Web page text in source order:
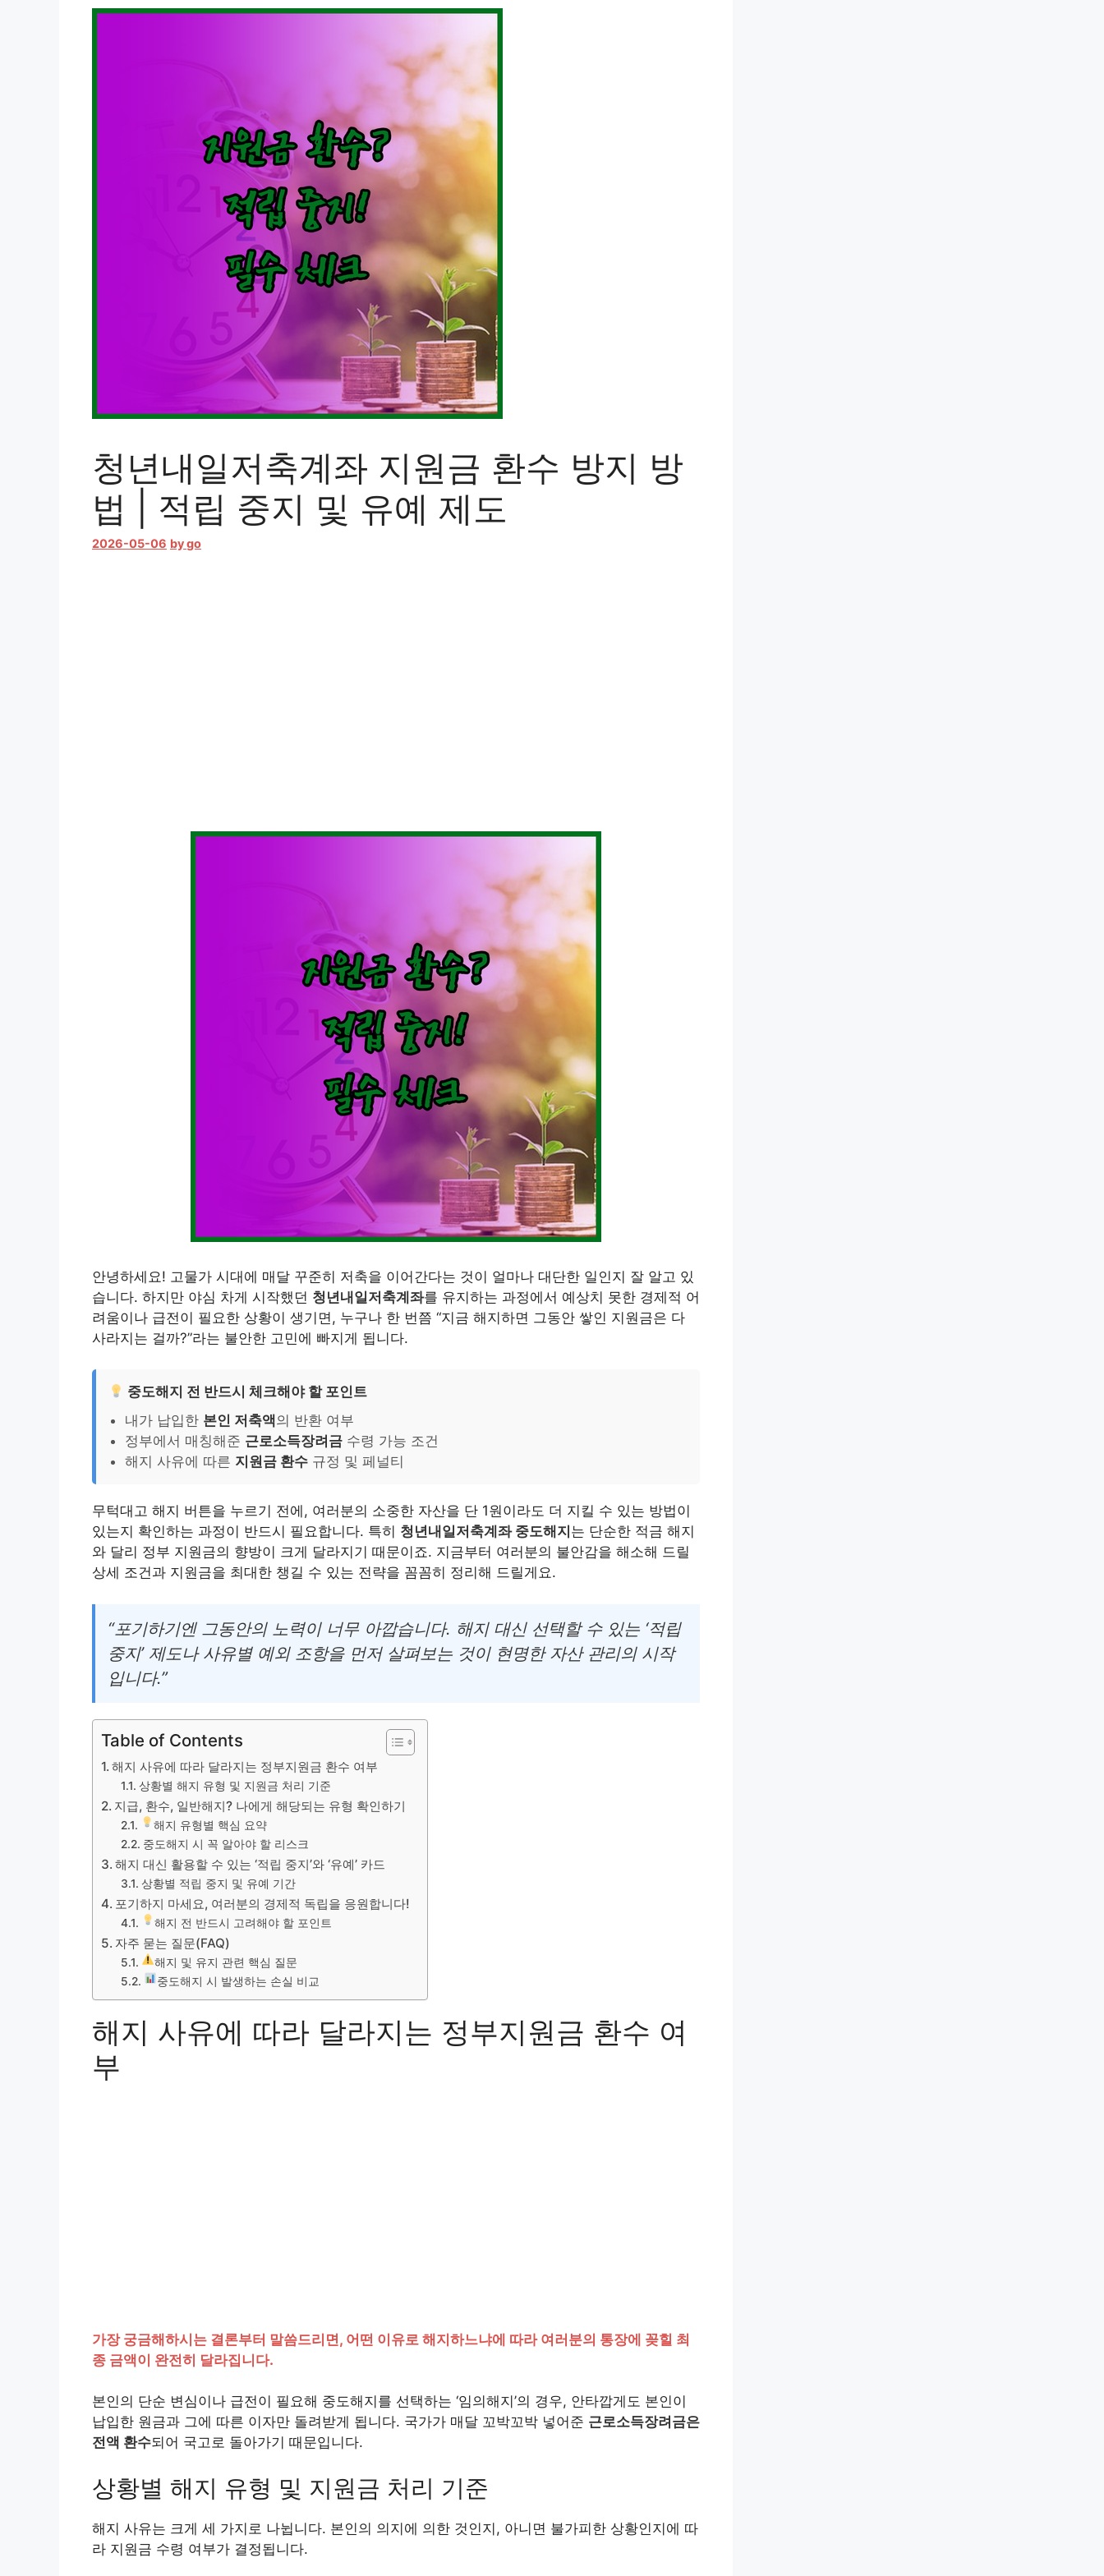
청년내일저축계좌 지원금 환수 방지 방
법 | 적립 중지 및 유예 제도
2026-05-06 bygo
안녕하세요! 고물가 시대에 매달 꾸준히 저축을 이어간다는 것이 얼마나 대단한 일인지 잘 알고 있
습니다. 하지만 야심 차게 시작했던 청년내일저축계좌를 유지하는 과정에서 예상치 못한 경제적 어
려움이나 급전이 필요한 상황이 생기면, 누구나 한 번쯤 “지금 해지하면 그동안 쌓인 지원금은 다
사라지는 걸까?”라는 불안한 고민에 빠지게 됩니다.
중도해지 전 반드시 체크해야 할 포인트
내가 납입한 본인 저축액의 반환 여부
정부에서 매칭해준 근로소득장려금 수령 가능 조건
해지 사유에 따른 지원금 환수 규정 및 페널티
무턱대고 해지 버튼을 누르기 전에, 여러분의 소중한 자산을 단 1원이라도 더 지킬 수 있는 방법이
있는지 확인하는 과정이 반드시 필요합니다. 특히 청년내일저축계좌 중도해지 는 단순한 적금 해지
와 달리 정부 지원금의 향방이 크게 달라지기 때문이죠. 지금부터 여러분의 불안감을 해소해 드릴
상세 조건과 지원금을 최대한 챙길 수 있는 전략을 꼼꼼히 정리해 드릴게요.
“포기하기엔 그동안의 노력이 너무 아깝습니다. 해지 대신 선택할 수 있는 ‘적립
중지’ 제도나 사유별 예외 조항을 먼저 살펴보는 것이 현명한 자산 관리의 시작
입니다.”
Table of Contents
해지 사유에 따라 달라지는 정부지원금 환수 여부
상황별 해지 유형 및 지원금 처리 기준
지급, 환수, 일반해지? 나에게 해당되는 유형 확인하기
해지 유형별 핵심 요약
중도해지 시 꼭 알아야 할 리스크
해지 대신 활용할 수 있는 ‘적립 중지’와 ‘유예’ 카드
상황별 적립 중지 및 유예 기간
포기하지 마세요, 여러분의 경제적 독립을 응원합니다!
해지 전 반드시 고려해야 할 포인트
자주 묻는 질문(FAQ)
해지 및 유지 관련 핵심 질문
중도해지 시 발생하는 손실 비교
해지 사유에 따라 달라지는 정부지원금 환수 여
부
가장 궁금해하시는 결론부터 말씀드리면, 어떤 이유로 해지하느냐에 따라 여러분의 통장에 꽂힐 최
종 금액이 완전히 달라집니다.
본인의 단순 변심이나 급전이 필요해 중도해지를 선택하는 ‘임의해지’의 경우, 안타깝게도 본인이
납입한 원금과 그에 따른 이자만 돌려받게 됩니다. 국가가 매달 꼬박꼬박 넣어준 근로소득장려금은
전액 환수되어 국고로 돌아가기 때문입니다.
상황별 해지 유형 및 지원금 처리 기준
해지 사유는 크게 세 가지로 나뉩니다. 본인의 의지에 의한 것인지, 아니면 불가피한 상황인지에 따
라 지원금 수령 여부가 결정됩니다.